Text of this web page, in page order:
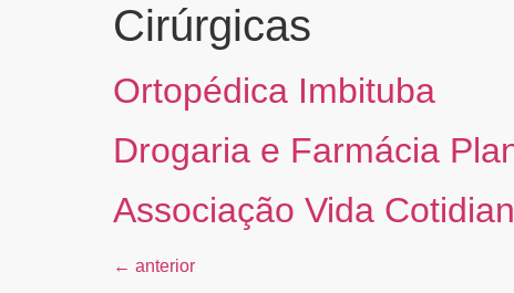
Cirúrgicas
Ortopédica Imbituba
Drogaria e Farmácia
Associação Vida
← anterior